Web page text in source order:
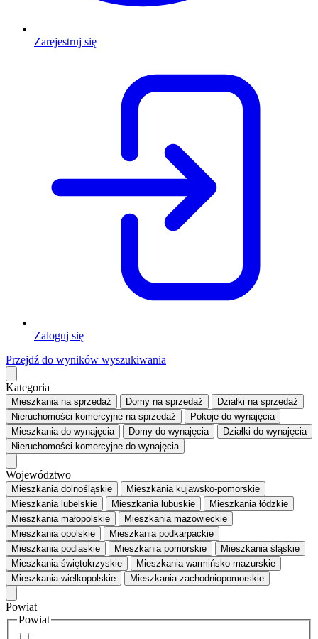
Zarejestruj się
Zaloguj się
Przejdź do wyników wyszukiwania
Kategoria
Mieszkaniana sprzedaż Domy na sprzedaż Działki na sprzedaż
Nieruchomości komercyjne na sprzedaż Pokoje do wynajęcia
Mieszkaniado wynajęcia Domy do wynajęcia Działki do wynajęcia
Nieruchomości komercyjne do wynajęcia
Województwo
Mieszkania dolnośląskie
Mieszkania kujawsko-pomorskie
Mieszkania lubelskie
Mieszkania lubuskie
Mieszkania łódzkie
Mieszkania małopolskie
Mieszkania mazowieckie
Mieszkania opolskie
Mieszkania podkarpackie
Mieszkania podlaskie
Mieszkania pomorskie
Mieszkania śląskie
Mieszkania świętokrzyskie
Mieszkania warmińsko-mazurskie
Mieszkania wielkopolskie
Mieszkania zachodniopomorskie
Powiat
Powiat